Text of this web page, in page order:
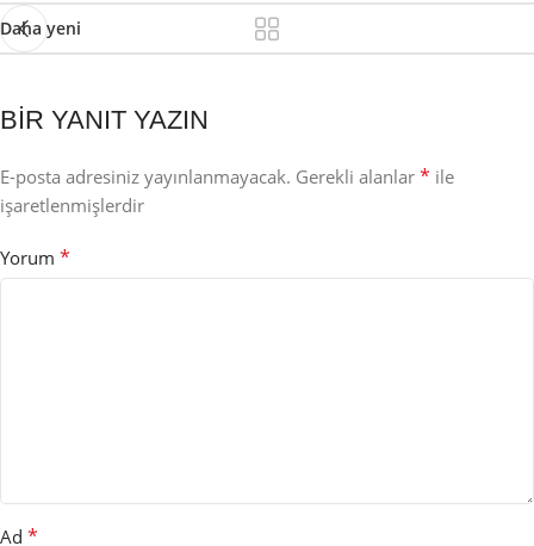
Daha yeni
BIR YANIT YAZIN
E-posta adresiniz yayınlanmayacak. Gerekli alanlar * ile
işaretlenmişlerdir
Yorum *
Ad *